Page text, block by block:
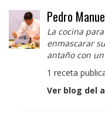
Pedro
La cocina
enmascarar
antaño con
1 receta
Ver blog del